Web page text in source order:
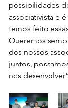
possibilidades
associativista e
temos feito
Queremos
dos nossos
juntos,
nos